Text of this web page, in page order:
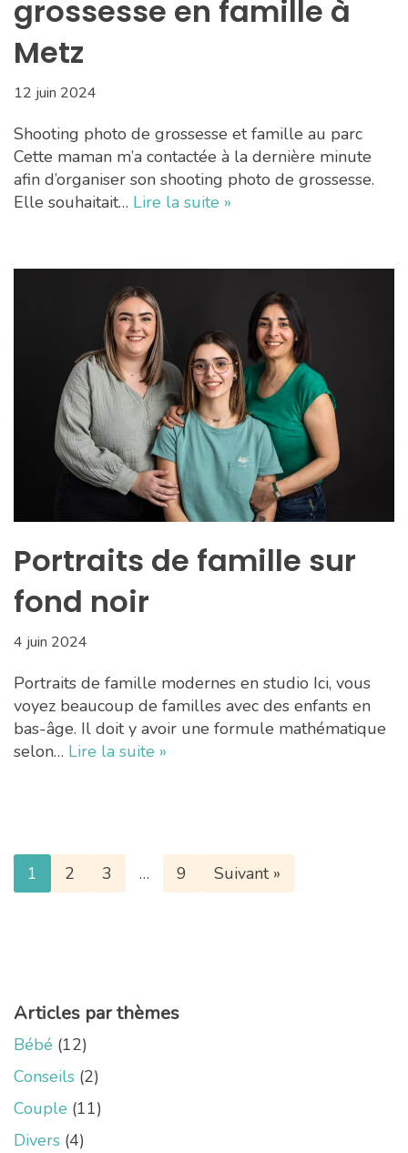
grossesse en famille à
Metz
12 juin 2024
Shooting photo de grossesse et famille au parc
Cette maman m’a contactée à la dernière minute
afin d’organiser son shooting photo de grossesse.
Elle souhaitait… Lire la suite »
Portraits de famille sur
fond noir
4 juin 2024
Portraits de famille modernes en studio Ici, vous
voyez beaucoup de familles avec des enfants en
bas-âge. Il doit y avoir une formule mathématique
selon… Lire la suite »
1 2 3 … 9 Suivant »
Articles par thèmes
Bébé (12)
Conseils (2)
Couple (11)
Divers (4)